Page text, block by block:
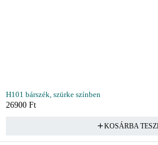
H101 bárszék, szürke színben
26900 Ft
KOSÁRBA